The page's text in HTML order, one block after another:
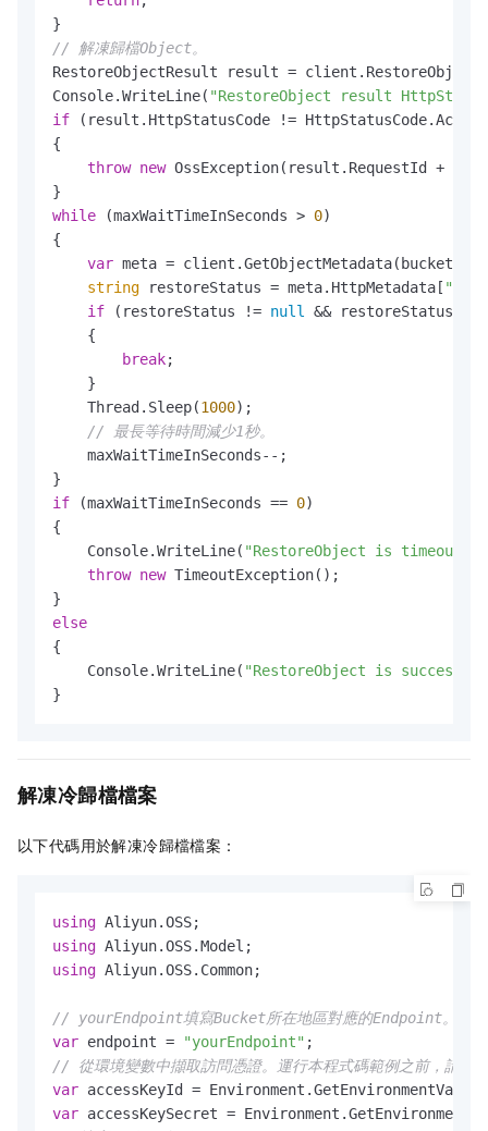
// 解凍歸檔Object。
RestoreObjectResult result =
Console.WriteLine( "RestoreObject result
if (result.HttpStatusCode !=
{
throw new OssException(result.RequestId +
while (maxWaitTimeInSeconds > 0)
{
var meta =
string restoreStatus = meta.HttpMetadata[ "x-
if (restoreStatus != null &&
    {
break;
    }
    Thread.Sleep(
1000);
// 最長等待時間減少1秒。
    maxWaitTimeInSeconds--;
if (maxWaitTimeInSeconds == 0)
{
    Console.WriteLine(
"RestoreObject is timeout. "
throw new TimeoutException();
else
{
    Console.WriteLine(
"RestoreObject is
}
解凍冷歸檔檔案
以下代碼用於解凍冷歸檔檔案：
using
using
using Aliyun.OSS.Common;
// yourEndpoint填寫Bucket所在地區對應的Endpoint。
var endpoint = "yourEndpoint"
// 從環境變數中擷取訪問憑證。運行本程式碼範例之前，請確保
var accessKeyId =
var accessKeySecret =